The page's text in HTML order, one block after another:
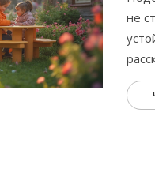
не